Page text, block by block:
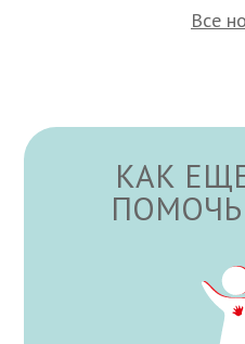
Все
КАК